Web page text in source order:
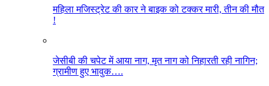
महिला मजिस्ट्रेट की कार ने बाइक को टक्कर मारी, तीन की मौत
!
जेसीबी की चपेट में आया नाग, मृत नाग को निहारती रही नागिन;
ग्रामीण हुए भावुक….